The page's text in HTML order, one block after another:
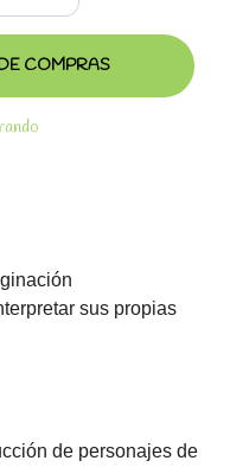
sus propias
de personajes de